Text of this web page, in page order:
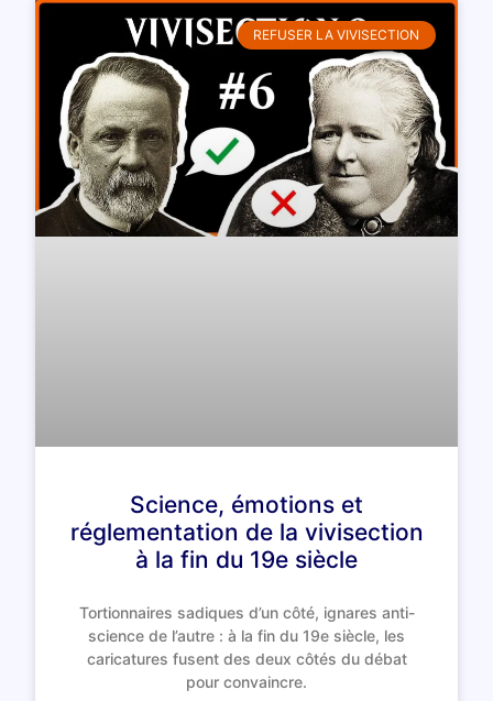
REFUSER LA VIVISECTION
Science, émotions et
réglementation de la vivisection
à la fin du 19e siècle
Tortionnaires sadiques d’un côté, ignares anti-
science de l’autre : à la fin du 19e siècle, les
caricatures fusent des deux côtés du débat
pour convaincre.